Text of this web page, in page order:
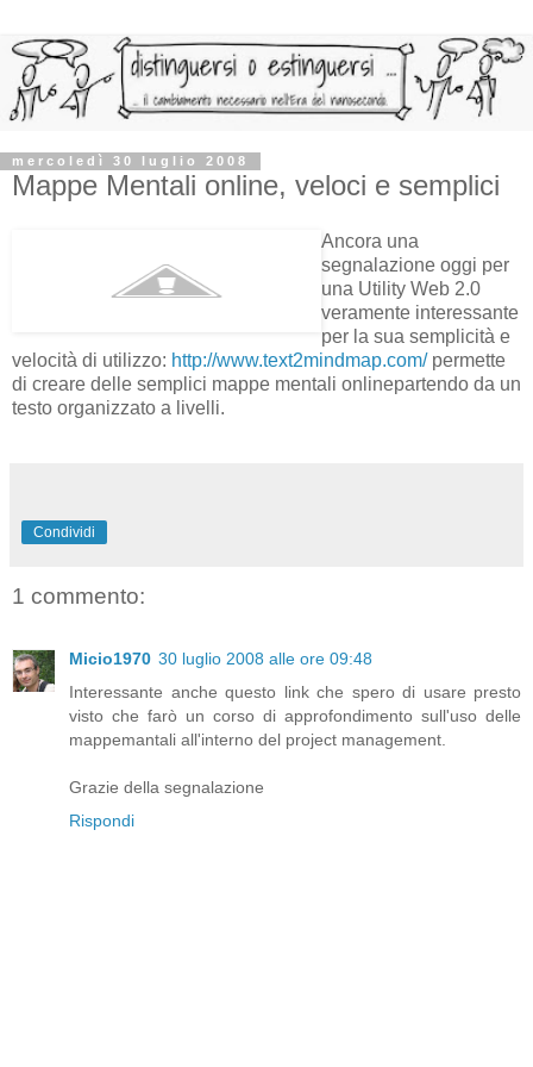
mercoledì 30 luglio 2008
Mappe Mentali online, veloci e semplici
Ancora una
segnalazione oggi per
una Utility Web 2.0
veramente interessante
per la sua semplicità e
velocità di utilizzo: http://www.text2mindmap.com/permette
di creare delle semplici mappe mentali onlinepartendo da un
testo organizzato a livelli.
Condividi
1 commento:
Micio1970 30 luglio 2008 alle ore 09:48
Interessante anche questo link che spero di usare presto
visto che farò un corso di approfondimento sull'uso delle
mappemantali all'interno del project management.
Grazie della segnalazione
Rispondi